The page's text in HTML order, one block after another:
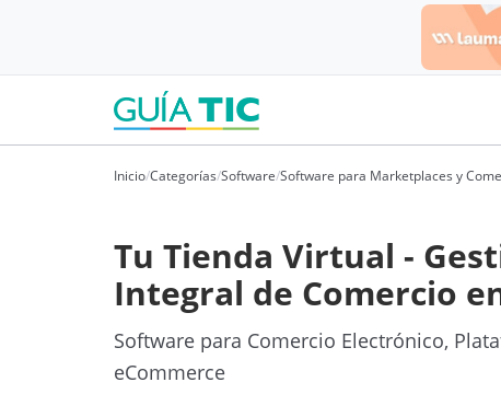
Inicio/Categorías/Software/Software para Marketplaces y
Tu Tienda Virtual -
Integral de Comercio
Software para Comercio Electrónico,
eCommerce